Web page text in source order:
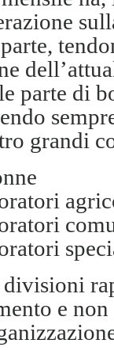
parte di
grandi
divisioni
e